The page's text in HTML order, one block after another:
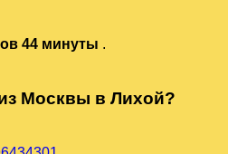
44 минуты .
из Москвы в Лихой?